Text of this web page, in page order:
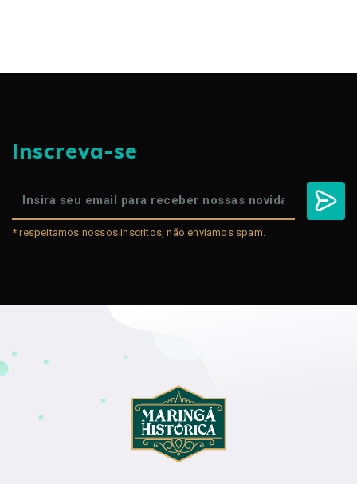
Inscreva-se
* respeitamos nossos inscritos, não enviamos spam.